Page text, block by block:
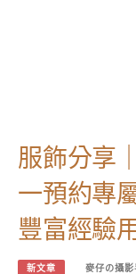
服飾分享
一預約專
豐富經驗
新文章 麥仔の攝影